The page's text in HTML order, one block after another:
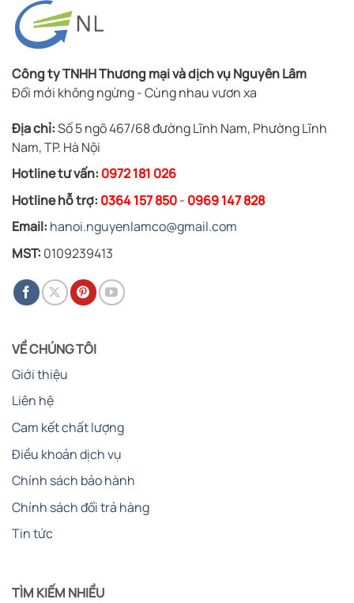
Công ty TNHH Thương mại và dịch vụ Nguyên Lâm
Đổi mới không ngừng - Cùng nhau vươn xa
Địa chỉ:Số 5 ngõ 467/68 đường Lĩnh Nam, Phường Lĩnh
Nam, TP. Hà Nội
Hotline tư vấn: 0972 181 026
Hotline hỗ trợ: 0364 157 850- 0969 147 828
Email: hanoi.nguyenlamco@gmail.com
MST: 0109239413
VỀ CHÚNG TÔI
Giới thiệu
Liên hệ
Cam kết chất lượng
Điều khoản dịch vụ
Chính sách bảo hành
Chính sách đổi trả hàng
Tin tức
TÌM KIẾM NHIỀU